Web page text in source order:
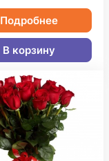
Подробнее
В корзину